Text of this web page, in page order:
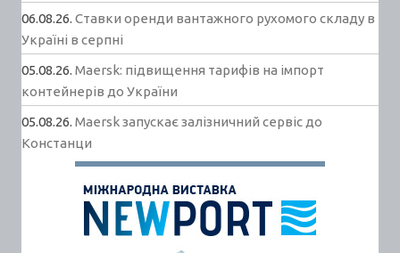
06.08.26. Ставки оренди вантажного рухомого складу в
Україні в серпні
05.08.26. Maersk: підвищення тарифів на імпорт
контейнерів до України
05.08.26. Maersk запускає залізничний сервіс до
Констанци